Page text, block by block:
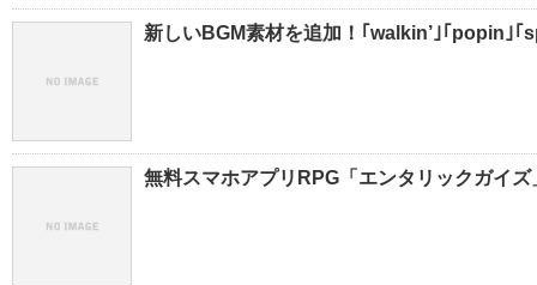
新しいBGM素材を追加！｢walkin’｣｢popin｣｢
無料スマホアプリRPG「エンタリックガイズ